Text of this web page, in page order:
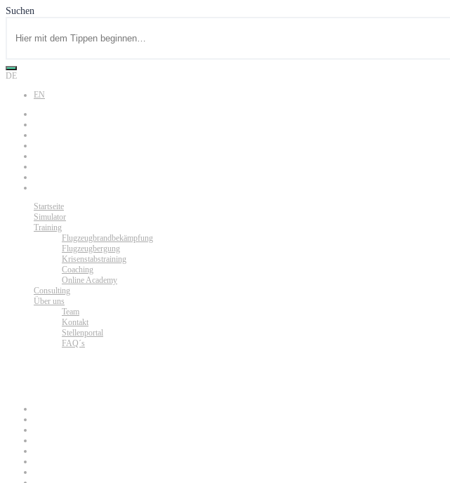
Suchen
DE
EN
Startseite
Simulator
Training
Flugzeugbrandbekämpfung
Flugzeugbergung
Krisenstabstraining
Coaching
Online Academy
Consulting
Über uns
Team
Kontakt
Stellenportal
FAQ´s